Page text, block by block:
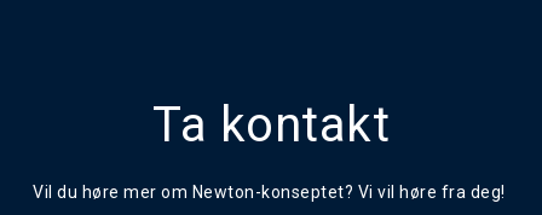
Ta kontakt
Vil du høre mer om Newton-konseptet? Vi vil høre fra deg!